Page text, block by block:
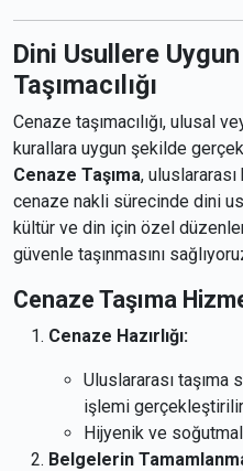
Dini Usullere
Taşımacılığı
Cenaze taşımacılığı, ulusal
kurallara uygun şekilde
Cenaze Taşıma,
cenaze nakli sürecinde dini
kültür ve din için özel
güvenle taşınmasını
Cenaze Taşıma
Cenaze Hazırlığı:
Uluslararası taşıma
işlemi
Hijyenik ve
Belgelerin